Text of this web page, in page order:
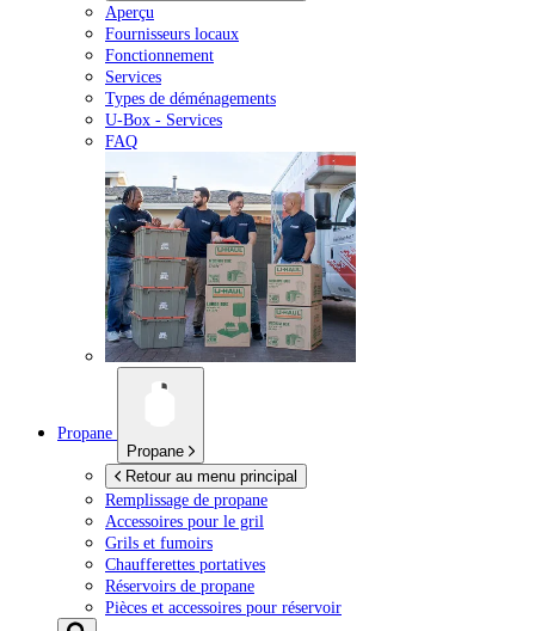
Aperçu
Fournisseurs locaux
Fonctionnement
Services
Types de déménagements
U-Box - Services
FAQ
Propane
Propane
Retour au menu principal
Remplissage de propane
Accessoires pour le gril
Grils et fumoirs
Chaufferettes portatives
Réservoirs de propane
Pièces et accessoires pour réservoir